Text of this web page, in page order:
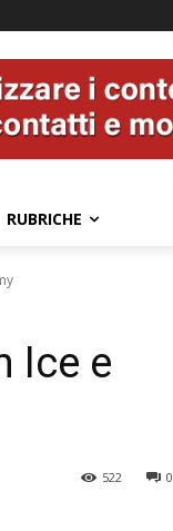
RUBRICHE
Ice e
0
522